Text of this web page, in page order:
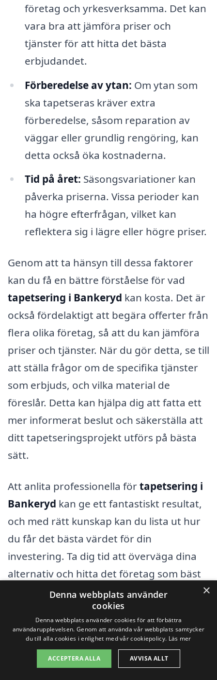
företag och yrkesverksamma. Det kan
vara bra att jämföra priser och
tjänster för att hitta det bästa
erbjudandet.
Förberedelse av ytan: Om ytan som
ska tapetseras kräver extra
förberedelse, såsom reparation av
väggar eller grundlig rengöring, kan
detta också öka kostnaderna.
Tid på året: Säsongsvariationer kan
påverka priserna. Vissa perioder kan
ha högre efterfrågan, vilket kan
reflektera sig i lägre eller högre priser.
Genom att ta hänsyn till dessa faktorer
kan du få en bättre förståelse för vad
tapetsering i Bankeryd kan kosta. Det är
också fördelaktigt att begära offerter från
flera olika företag, så att du kan jämföra
priser och tjänster. När du gör detta, se till
att ställa frågor om de specifika tjänster
som erbjuds, och vilka material de
föreslår. Detta kan hjälpa dig att fatta ett
mer informerat beslut och säkerställa att
ditt tapetseringsprojekt utförs på bästa
sätt.
Att anlita professionella förtapetsering i
Bankeryd kan ge ett fantastiskt resultat,
och med rätt kunskap kan du lista ut hur
du får det bästa värdet för din
investering. Ta dig tid att överväga dina
alternativ och hitta det företag som bäst
passar dina behov och budget.
Få 3 erbjudanden, gratis och utan
förpliktelser
×
Denna webbplats använder
cookies
Denna webbplats använder cookies för att förbättra
användarupplevelsen. Genom att använda vår webbplats samtycker
du till alla cookies i enlighet med vår cookiepolicy. Läs mer
ACCEPTERA ALLA AVVISA ALLT